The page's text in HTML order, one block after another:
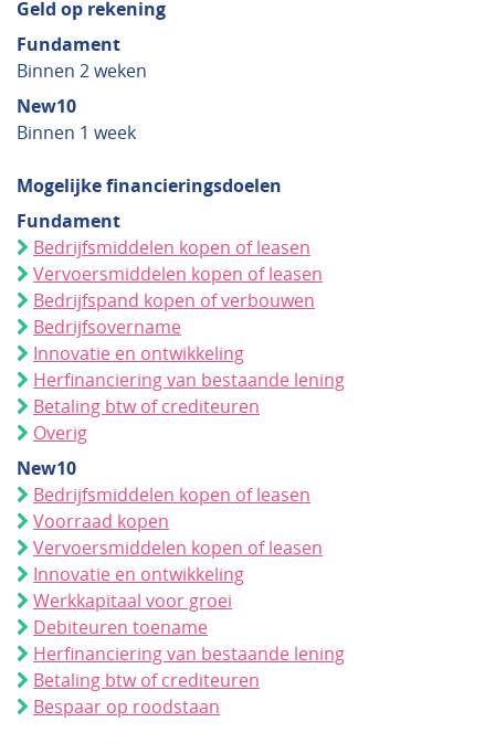
Geld op rekening
Fundament
Binnen 2 weken
New10
Binnen 1 week
Mogelijke financieringsdoelen
Fundament
Bedrijfsmiddelen kopen of leasen
Vervoersmiddelen kopen of leasen
Bedrijfspand kopen of verbouwen
Bedrijfsovername
Innovatie en ontwikkeling
Herfinanciering van bestaande lening
Betaling btw of crediteuren
Overig
New10
Bedrijfsmiddelen kopen of leasen
Voorraad kopen
Vervoersmiddelen kopen of leasen
Innovatie en ontwikkeling
Werkkapitaal voor groei
Debiteuren toename
Herfinanciering van bestaande lening
Betaling btw of crediteuren
Bespaar op roodstaan